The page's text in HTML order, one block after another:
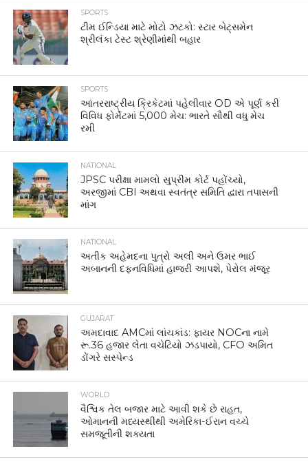
SPORTS
ટીમ ઈન્ડિયા માટે મોટો ઝટકો: સ્ટાર બેટ્સમેન
શ્રીલંકા ટેસ્ટ શ્રેણીમાંથી બહાર
SPORTS
આંતરરાષ્ટ્રીય ક્રિકેટમાં પહેલીવાર OD એ પૂર્ણ કરી
વિવિધ ફોર્મેટમાં 5,000 મેચ: ભારતે સૌથી વધુ મેચ
રમી
NATIONAL
JPSC પરીક્ષા મામલો સુપ્રીમ કોર્ટ પહોંચ્યો,
અરજીમાં CBI અથવા સ્વતંત્ર સમિતિ દ્વારા તપાસની
માંગ
NATIONAL
અતીક અહેમદના પુત્રો અલી અને ઉમર ભાઈ
અબાનની દફનવિધિમાં હાજરી આપશે, પેરોલ મંજૂર
GUJARAT
અમદાવાદ AMCમાં લાંચકાંડ: ફાયર NOCના નામે
રૂ.36 હજાર લેતા વચેટિયો ઝડપાયો, CFO અમિત
ડોંગરે સસ્પેન્ડ
WORLD
વૈશ્વિક તેલ બજાર માટે આવી શકે છે રાહત,
ઓમાનની મધ્યસ્થીથી અમેરિકા-ઈરાન વચ્ચે
સમજૂતીની શક્યતા